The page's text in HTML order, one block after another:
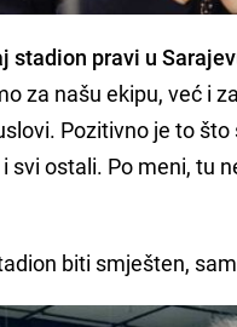
stadion pravi u
za našu ekipu, već i
Pozitivno je to
svi ostali. Po meni, tu
biti smješten,